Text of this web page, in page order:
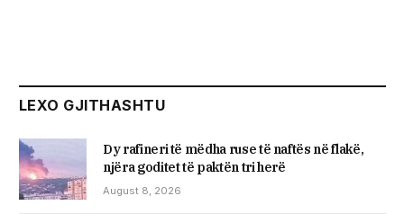
LEXO GJITHASHTU
Dy rafineri të mëdha ruse të naftës në flakë,
njëra goditet të paktën tri herë
August 8, 2026